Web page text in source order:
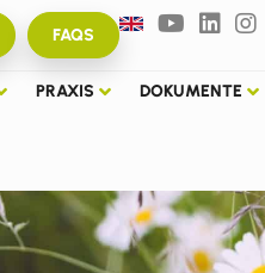
FAQS
PRAXIS DOKUMENTE